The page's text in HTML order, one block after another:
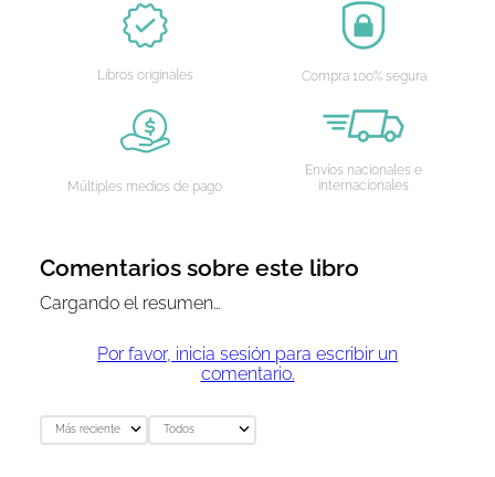
Libros originales Compra 100% segura
Múltiples medios de pago
Envíos nacionales e
internacionales
Comentarios sobre este libro
Cargando el resumen…
Por favor, inicia sesión para escribir un
comentario.
Más reciente Todos